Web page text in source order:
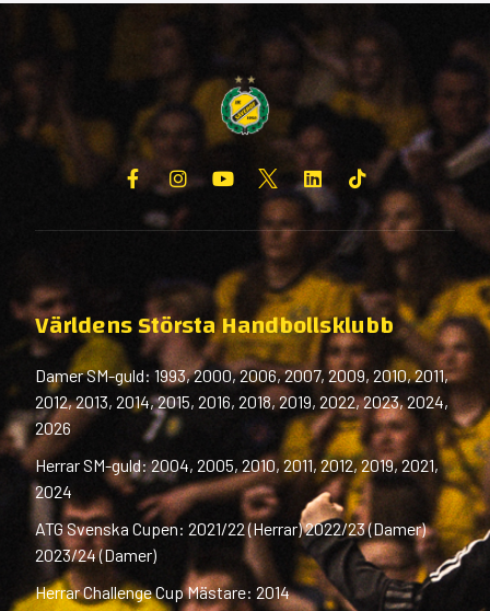
Världens Största Handbollsklubb
Damer SM-guld: 1993, 2000, 2006, 2007, 2009, 2010, 2011,
2012, 2013, 2014, 2015, 2016, 2018, 2019, 2022, 2023, 2024,
2026
Herrar SM-guld: 2004, 2005, 2010, 2011, 2012, 2019, 2021,
2024
ATG Svenska Cupen: 2021/22 (Herrar) 2022/23 (Damer)
2023/24 (Damer)
Herrar Challenge Cup Mästare: 2014